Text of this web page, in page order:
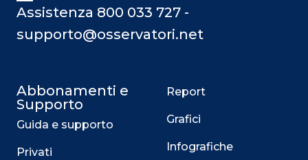
Assistenza 800 033 727 -
supporto@osservatori.net
Abbonamenti e
Supporto
Guida e supporto
Privati
Report
Grafici
Infografiche